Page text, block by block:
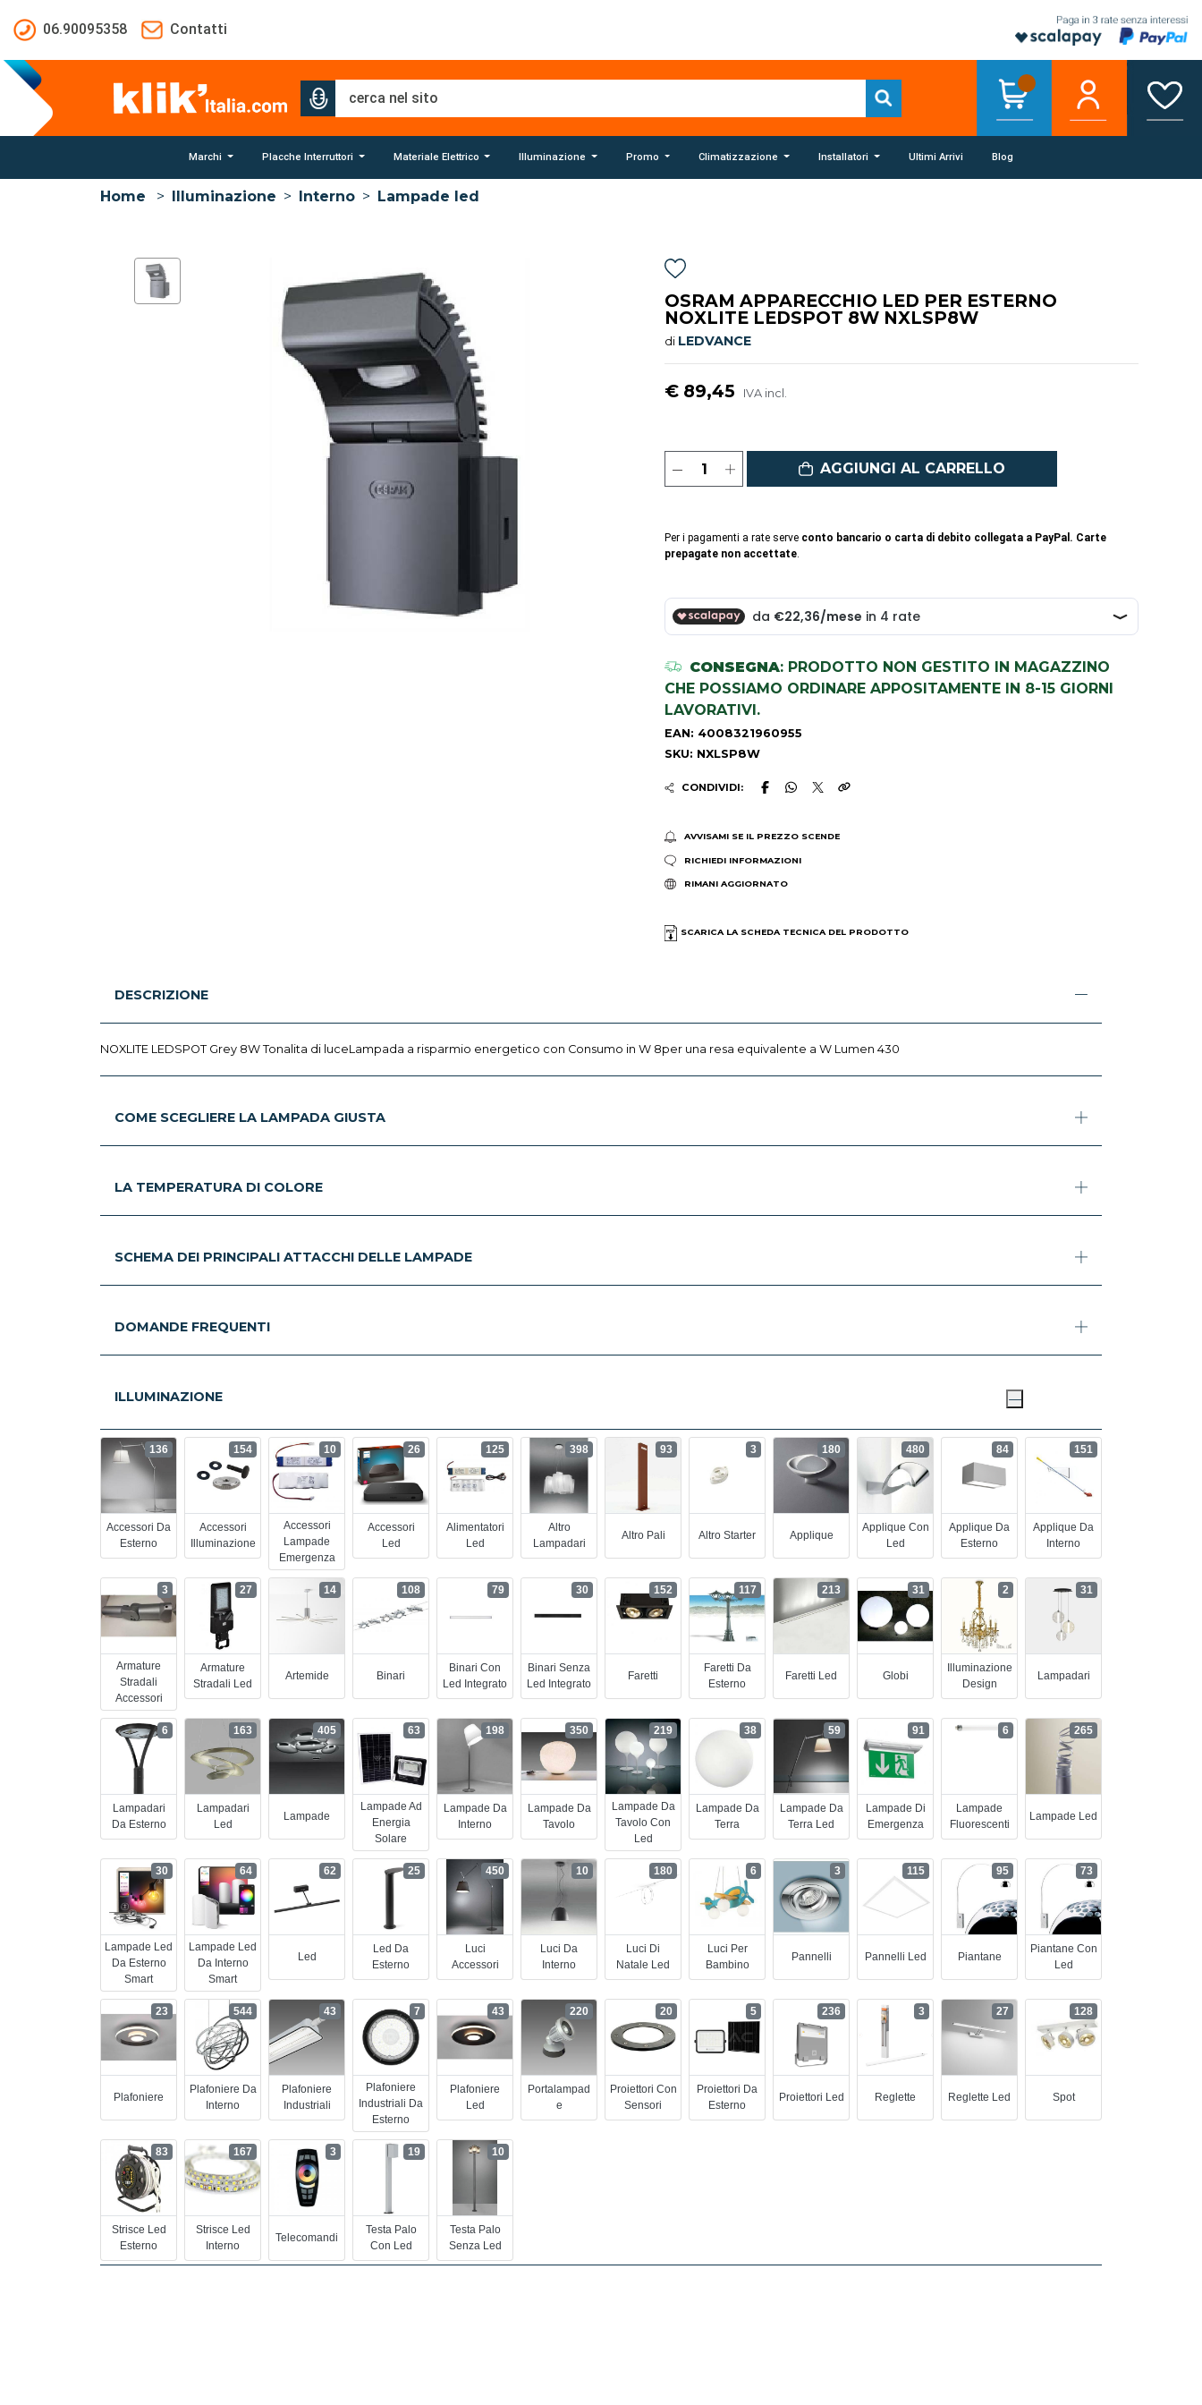
06.90095358
Contatti
Marchi Placche Interruttori Materiale Elettrico Illuminazione Promo Climatizzazione Installatori Ultimi Arrivi Blog
Home > Illuminazione > Interno > Lampade led
OSRAM APPARECCHIO LED PER ESTERNO
NOXLITE LEDSPOT 8W NXLSP8W
di LEDVANCE
€ 89,45 IVA incl.
AGGIUNGI AL CARRELLO
Per i pagamenti a rate serve conto bancario o carta di debito collegata a PayPal. Carte
prepagate non accettate.
CONSEGNA: PRODOTTO NON GESTITO IN MAGAZZINO
CHE POSSIAMO ORDINARE APPOSITAMENTE IN 8-15 GIORNI
LAVORATIVI.
EAN: 4008321960955
SKU: NXLSP8W
CONDIVIDI:
AVVISAMI SE IL PREZZO SCENDE
RICHIEDI INFORMAZIONI
RIMANI AGGIORNATO
SCARICA LA SCHEDA TECNICA DEL PRODOTTO
DESCRIZIONE
NOXLITE LEDSPOT Grey 8W Tonalita di luceLampada a risparmio energetico con Consumo in W 8per una resa equivalente a W Lumen 430
COME SCEGLIERE LA LAMPADA GIUSTA
LA TEMPERATURA DI COLORE
SCHEMA DEI PRINCIPALI ATTACCHI DELLE LAMPADE
DOMANDE FREQUENTI
ILLUMINAZIONE
Accessori Da
Esterno
136
Accessori
Illuminazione
154
Accessori
Lampade
Emergenza
10
Accessori
Led
26
Alimentatori
Led
125
Altro
Lampadari
398
Altro Pali
93
Altro Starter
3
Applique
180
Applique Con
Led
480
Applique Da
Esterno
84
Applique Da
Interno
151
Armature
Stradali
Accessori
3
Armature
Stradali Led
27
Artemide
14
Binari
108
Binari Con
Led Integrato
79
Binari Senza
Led Integrato
30
Faretti
152
Faretti Da
Esterno
117
Faretti Led
213
Globi
31
Illuminazione
Design
2
Lampadari
31
Lampadari
Da Esterno
6
Lampadari
Led
163
Lampade
405
Lampade Ad
Energia
Solare
63
Lampade Da
Interno
198
Lampade Da
Tavolo
350
Lampade Da
Tavolo Con
Led
219
Lampade Da
Terra
38
Lampade Da
Terra Led
59
Lampade Di
Emergenza
91
Lampade
Fluorescenti
6
Lampade Led
265
Lampade Led
Da Esterno
Smart
30
Lampade Led
Da Interno
Smart
64
Led
62
Led Da
Esterno
25
Luci
Accessori
450
Luci Da
Interno
10
Luci Di
Natale Led
180
Luci Per
Bambino
6
Pannelli
3
Pannelli Led
115
Piantane
95
Piantane Con
Led
73
Plafoniere
23
Plafoniere Da
Interno
544
Plafoniere
Industriali
43
Plafoniere
Industriali Da
Esterno
7
Plafoniere
Led
43
Portalampad
E
220
Proiettori Con
Sensori
20
Proiettori Da
Esterno
5
Proiettori Led
236
Reglette
3
Reglette Led
27
Spot
128
Strisce Led
Esterno
83
Strisce Led
Interno
167
Telecomandi
3
Testa Palo
Con Led
19
Testa Palo
Senza Led
10